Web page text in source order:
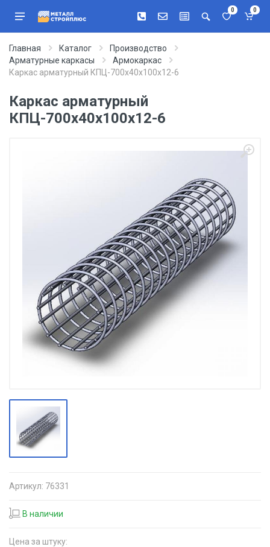
0 0
Главная Каталог
Производство
Арматурные каркасы
Армокаркас
Каркас арматурный КПЦ-700х40х100х12-6
Каркас арматурный
КПЦ-700х40х100х12-6
Артикул: 76331
В наличии
Цена за штуку: